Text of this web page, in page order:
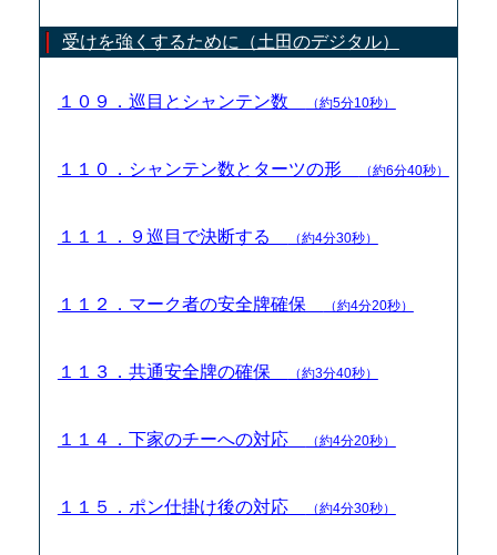
受けを強くするために（土田のデジタル）
１０９．巡目とシャンテン数 （約5分10秒）
１１０．シャンテン数とターツの形 （約6分40秒）
１１１．９巡目で決断する （約4分30秒）
１１２．マーク者の安全牌確保 （約4分20秒）
１１３．共通安全牌の確保 （約3分40秒）
１１４．下家のチーへの対応 （約4分20秒）
１１５．ポン仕掛け後の対応 （約4分30秒）